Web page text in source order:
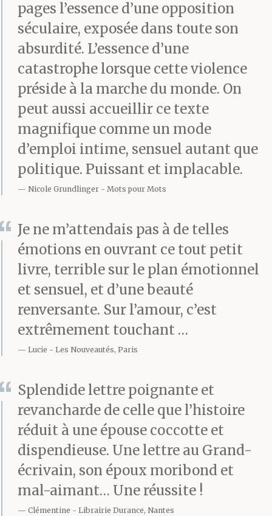
maintenant
t’abandonner. C’est cela
la grande leçon : te
laisser aller à écouter
chaque parcelle de ta
peau et de tes entrailles
au lieu de courir de
bordels en réunions
mondaines.
L’impatience à jouir
t’entraînait de plus en
plus, sans savoir vers
qui, vers quoi. Mais
jouissais-tu vraiment ?
Tu fus avide
d’insatisfaction et tu te
moquais de mon
ignorance. C’est toi qui
ne savais rien. Que sait-
pages l’essence d’une opposition
séculaire, exposée dans toute son
absurdité. L’essence d’une
catastrophe lorsque cette violence
préside à la marche du monde. On
peut aussi accueillir ce texte
magnifique comme un mode
d’emploi intime, sensuel autant que
politique. Puissant et implacable.
Nicole Grundlinger Mots pour Mots
Je ne m’attendais pas à de telles
émotions en ouvrant ce tout petit
livre, terrible sur le plan émotionnel
et sensuel, et d’une beauté
renversante. Sur l’amour, c’est
extrêmement touchant …
Lucie Les Nouveautés, Paris
Splendide lettre poignante et
revancharde de celle que l’histoire
réduit à une épouse coccotte et
dispendieuse. Une lettre au Grand-
écrivain, son époux moribond et
mal-aimant… Une réussite !
Clémentine Librairie Durance, Nantes